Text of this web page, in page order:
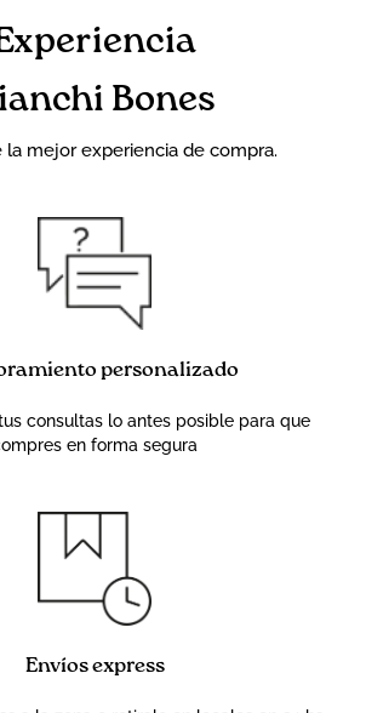
Bones
la mejor experiencia de compra.
personalizado
consultas lo antes posible para que
en forma segura
Envíos express